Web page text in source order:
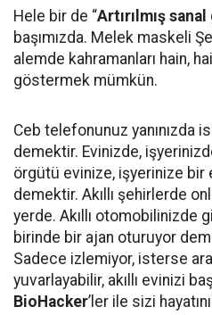
Hele bir de “Artırılmış
başımızda. Melek maskeli
alemde kahramanları hain,
göstermek mümkün.
Ceb telefonunuz yanınızda
demektir. Evinizde,
örgütü evinize, işyerinize bir
demektir. Akıllı şehirlerde
yerde. Akıllı otomobilinizde
birinde bir ajan oturuyor
Sadece izlemiyor, isterse
yuvarlayabilir, akıllı evinizi
BioHacker’ler ile sizi